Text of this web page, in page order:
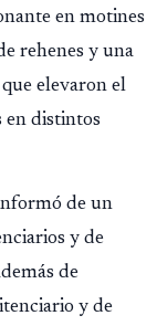
en motines
rehenes y una
elevaron el
en distintos
de un
y de
de
y de